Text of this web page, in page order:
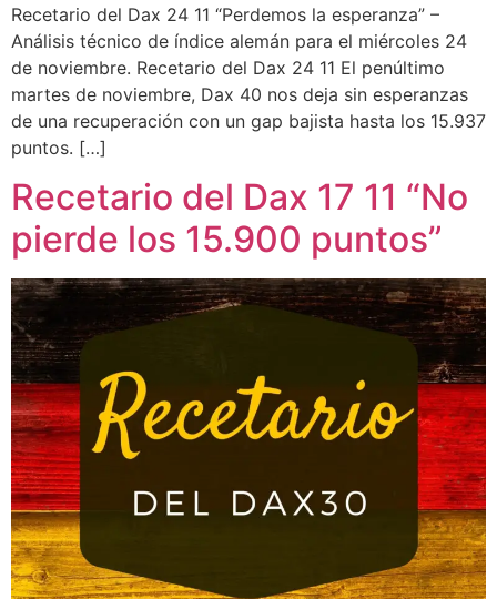
Recetario del Dax 24 11 “Perdemos la esperanza” –
Análisis técnico de índice alemán para el miércoles 24
de noviembre. Recetario del Dax 24 11 El penúltimo
martes de noviembre, Dax 40 nos deja sin esperanzas
de una recuperación con un gap bajista hasta los 15.937
puntos. […]
Recetario del Dax 17 11 “No
pierde los 15.900 puntos”